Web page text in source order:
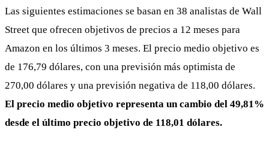
Las siguientes estimaciones se basan en 38 analistas de Wall
Street que ofrecen objetivos de precios a 12 meses para
Amazon en los últimos 3 meses. El precio medio objetivo es
de 176,79 dólares, con una previsión más optimista de
270,00 dólares y una previsión negativa de 118,00 dólares.
El precio medio objetivo representa un cambio del 49,81%
desde el último precio objetivo de 118,01 dólares.